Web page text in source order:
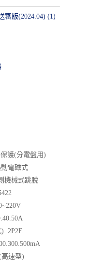
審版(2024.04) (1)
護(分電盤用)
電磁式
機械式跳脫
2P2E
速型)